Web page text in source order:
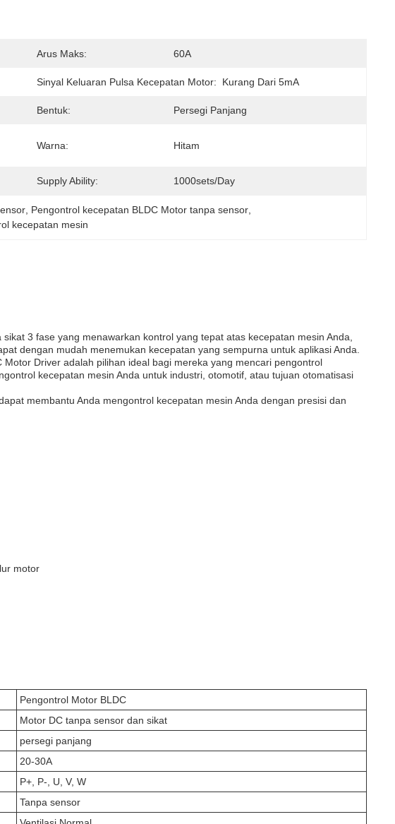
Arus Maks: 60A
Sinyal Keluaran Pulsa Kecepatan Motor: Kurang Dari 5mA
Bentuk: Persegi Panjang
Warna: Hitam
Supply Ability: 1000sets/day
, Pengontrol kecepatan BLDC Motor tanpa sensor,
kecepatan mesin
3 fase yang menawarkan kontrol yang tepat atas kecepatan mesin Anda,
dengan mudah menemukan kecepatan yang sempurna untuk aplikasi Anda.
Driver adalah pilihan ideal bagi mereka yang mencari pengontrol
kecepatan mesin Anda untuk industri, otomotif, atau tujuan otomatisasi
membantu Anda mengontrol kecepatan mesin Anda dengan presisi dan
motor
Pengontrol Motor BLDC
Motor DC tanpa sensor dan sikat
persegi panjang
20-30A
P+, P-, U, V, W
Tanpa sensor